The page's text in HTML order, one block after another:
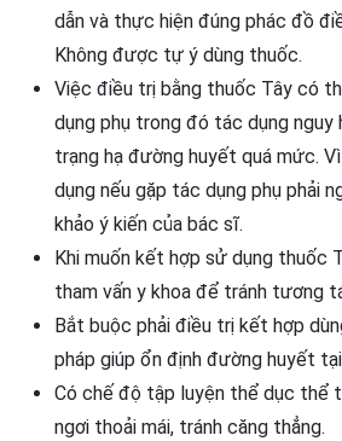
dẫn và thực hiện đúng phác đồ
Không được tự ý dùng thuốc.
Việc điều trị bằng thuốc Tây có
dụng phụ trong đó tác dụng nguy
trạng hạ đường huyết quá mức.
dụng nếu gặp tác dụng phụ phải
khảo ý kiến của bác sĩ.
Khi muốn kết hợp sử dụng thuốc
tham vấn y khoa để tránh tương
Bắt buộc phải điều trị kết hợp
pháp giúp ổn định đường huyết tại
Có chế độ tập luyện thể dục thể
ngơi thoải mái, tránh căng thẳng.